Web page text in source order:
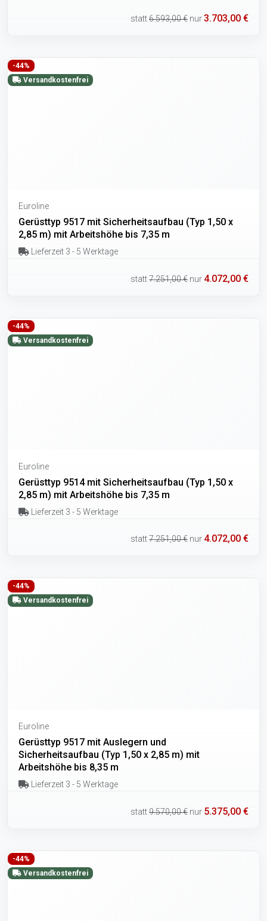
statt6.593,00 € nur3.703,00 €
-44%
Versandkostenfrei
Euroline
Gerüsttyp 9517 mit Sicherheitsaufbau (Typ 1,50 x
2,85 m) mit Arbeitshöhe bis 7,35 m
Lieferzeit 3 - 5 Werktage
statt7.251,00 € nur 4.072,00 €
-44%
Versandkostenfrei
Euroline
Gerüsttyp 9514 mit Sicherheitsaufbau (Typ 1,50 x
2,85 m) mit Arbeitshöhe bis 7,35 m
Lieferzeit 3 - 5 Werktage
statt7.251,00 € nur 4.072,00 €
-44%
Versandkostenfrei
Euroline
Gerüsttyp 9517 mit Auslegern und
Sicherheitsaufbau (Typ 1,50 x 2,85 m) mit
Arbeitshöhe bis 8,35 m
Lieferzeit 3 - 5 Werktage
statt9.570,00 € nur 5.375,00 €
-44%
Versandkostenfrei